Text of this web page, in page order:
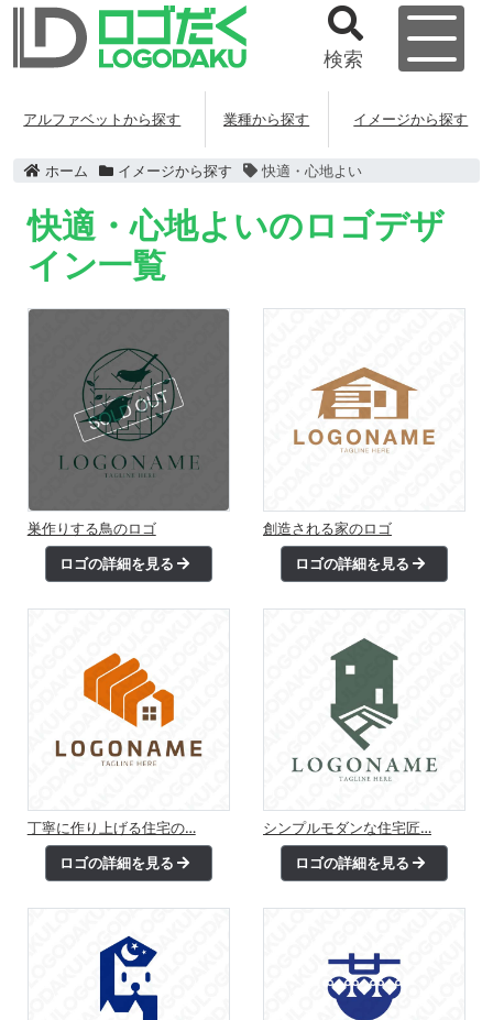
検索
アルファベットから探す 業種から探す イメージから探す
ホーム イメージから探す 快適・心地よい
快適・心地よいのロゴデザ
イン一覧
巣作りする鳥のロゴ
ロゴの詳細を見る
創造される家のロゴ
ロゴの詳細を見る
丁寧に作り上げる住宅の…
ロゴの詳細を見る
シンプルモダンな住宅匠…
ロゴの詳細を見る